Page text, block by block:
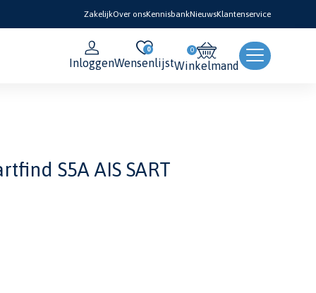
ZakelijkOver onsKennisbankNieuwsKlantenservice
Inloggen
0
WensenlijstWinkelmand
S5A AIS SART